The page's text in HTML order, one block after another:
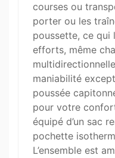
courses ou
porter ou les
poussette, ce qui
efforts, même
maniabilité
poussée
pour votre
équipé d’un sac
pochette
L’ensemble est